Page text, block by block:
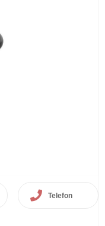
Telefon